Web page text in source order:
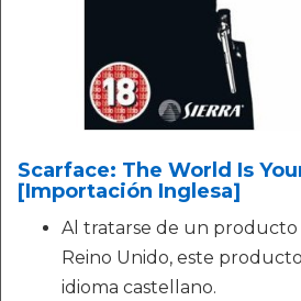
Scarface: The World Is
[Importación Inglesa]
Al tratarse de un
Reino Unido, este
idioma castellano.